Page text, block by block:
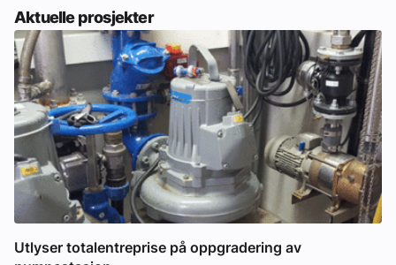
Aktuelle prosjekter
Utlyser totalentreprise på oppgradering av